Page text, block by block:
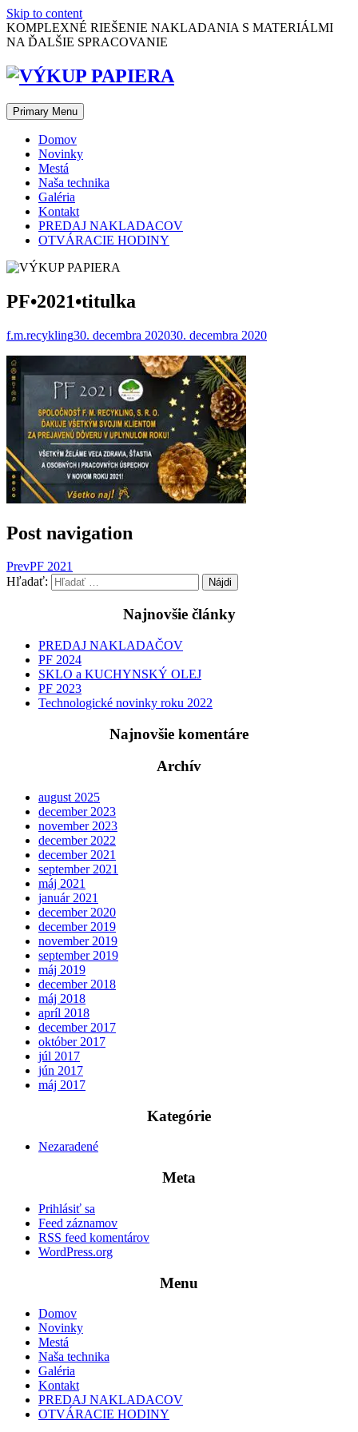
Skip to content
KOMPLEXNÉ RIEŠENIE NAKLADANIA S MATERIÁLMI
NA ĎALŠIE SPRACOVANIE
Primary Menu
Domov
Novinky
Mestá
Naša technika
Galéria
Kontakt
PREDAJ NAKLADACOV
OTVÁRACIE HODINY
PF•2021•titulka
f.m.recykling30. decembra 202030. decembra 2020
Post navigation
PrevPF 2021
Hľadať:
Najnovšie články
PREDAJ NAKLADAČOV
PF 2024
SKLO a KUCHYNSKÝ OLEJ
PF 2023
Technologické novinky roku 2022
Najnovšie komentáre
Archív
august 2025
december 2023
november 2023
december 2022
december 2021
september 2021
máj 2021
január 2021
december 2020
december 2019
november 2019
september 2019
máj 2019
december 2018
máj 2018
apríl 2018
december 2017
október 2017
júl 2017
jún 2017
máj 2017
Kategórie
Nezaradené
Meta
Prihlásiť sa
Feed záznamov
RSS feed komentárov
WordPress.org
Menu
Domov
Novinky
Mestá
Naša technika
Galéria
Kontakt
PREDAJ NAKLADACOV
OTVÁRACIE HODINY